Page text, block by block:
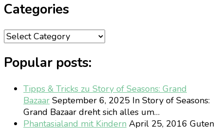
Categories
Categories
Popular posts:
Tipps & Tricks zu Story of Seasons: Grand
Bazaar September 6, 2025 In Story of Seasons:
Grand Bazaar dreht sich alles um…
Phantasialand mit Kindern April 25, 2016 Guten